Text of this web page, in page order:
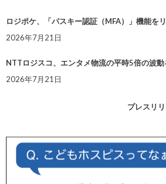
ロジポケ、「パスキー認証（MFA）」機能を
2026年7月21日
NTTロジスコ、エンタメ物流の平時5倍の波
2026年7月21日
プレスリ